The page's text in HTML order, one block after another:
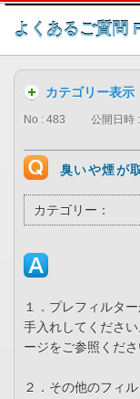
よくあるご質問
カテゴリー表示
No : 483 公開日時
臭いや煙が
カテゴリー：
１．プレフィルタ
手入れしてくださ
ージをご参照くださ
２．その他のフィ